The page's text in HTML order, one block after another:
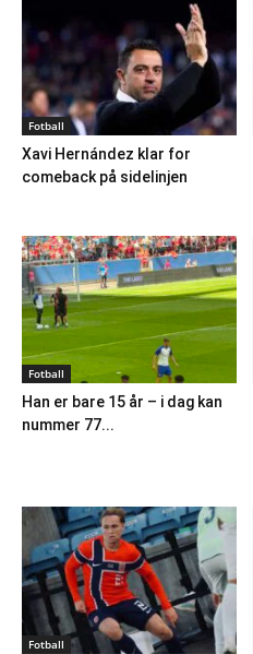
Fotball
Xavi Hernández klar for
comeback på sidelinjen
Fotball
Han er bare 15 år – i dag kan
nummer 77...
Fotball